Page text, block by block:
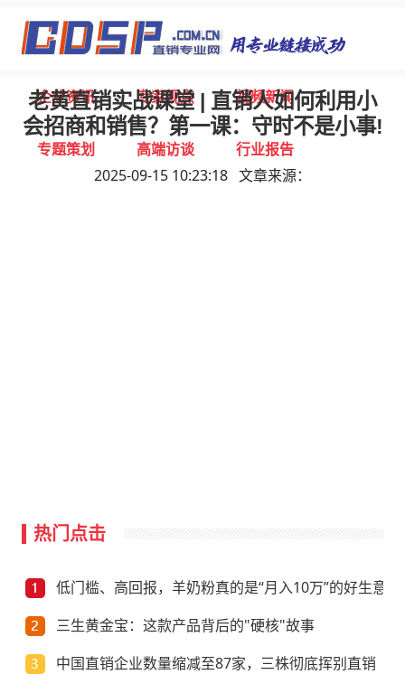
首页 独家报道 行业动态
企业资讯 专家视点 视频新闻
专题策划 高端访谈 行业报告
老黄直销实战课堂 | 直销人如何利用小
会招商和销售？第一课：守时不是小事!
2025-09-15 10:23:18 文章来源：
热门点击
低门槛、高回报，羊奶粉真的是“月入10万”的好生意？
三生黄金宝：这款产品背后的"硬核"故事
中国直销企业数量缩减至87家，三株彻底挥别直销